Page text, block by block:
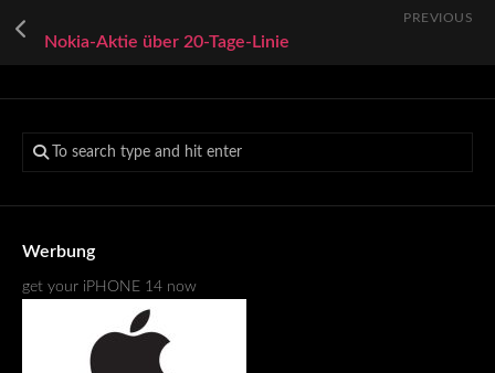
PREVIOUS
Nokia-Aktie über 20-Tage-Linie
Werbung
get your iPHONE 14 now